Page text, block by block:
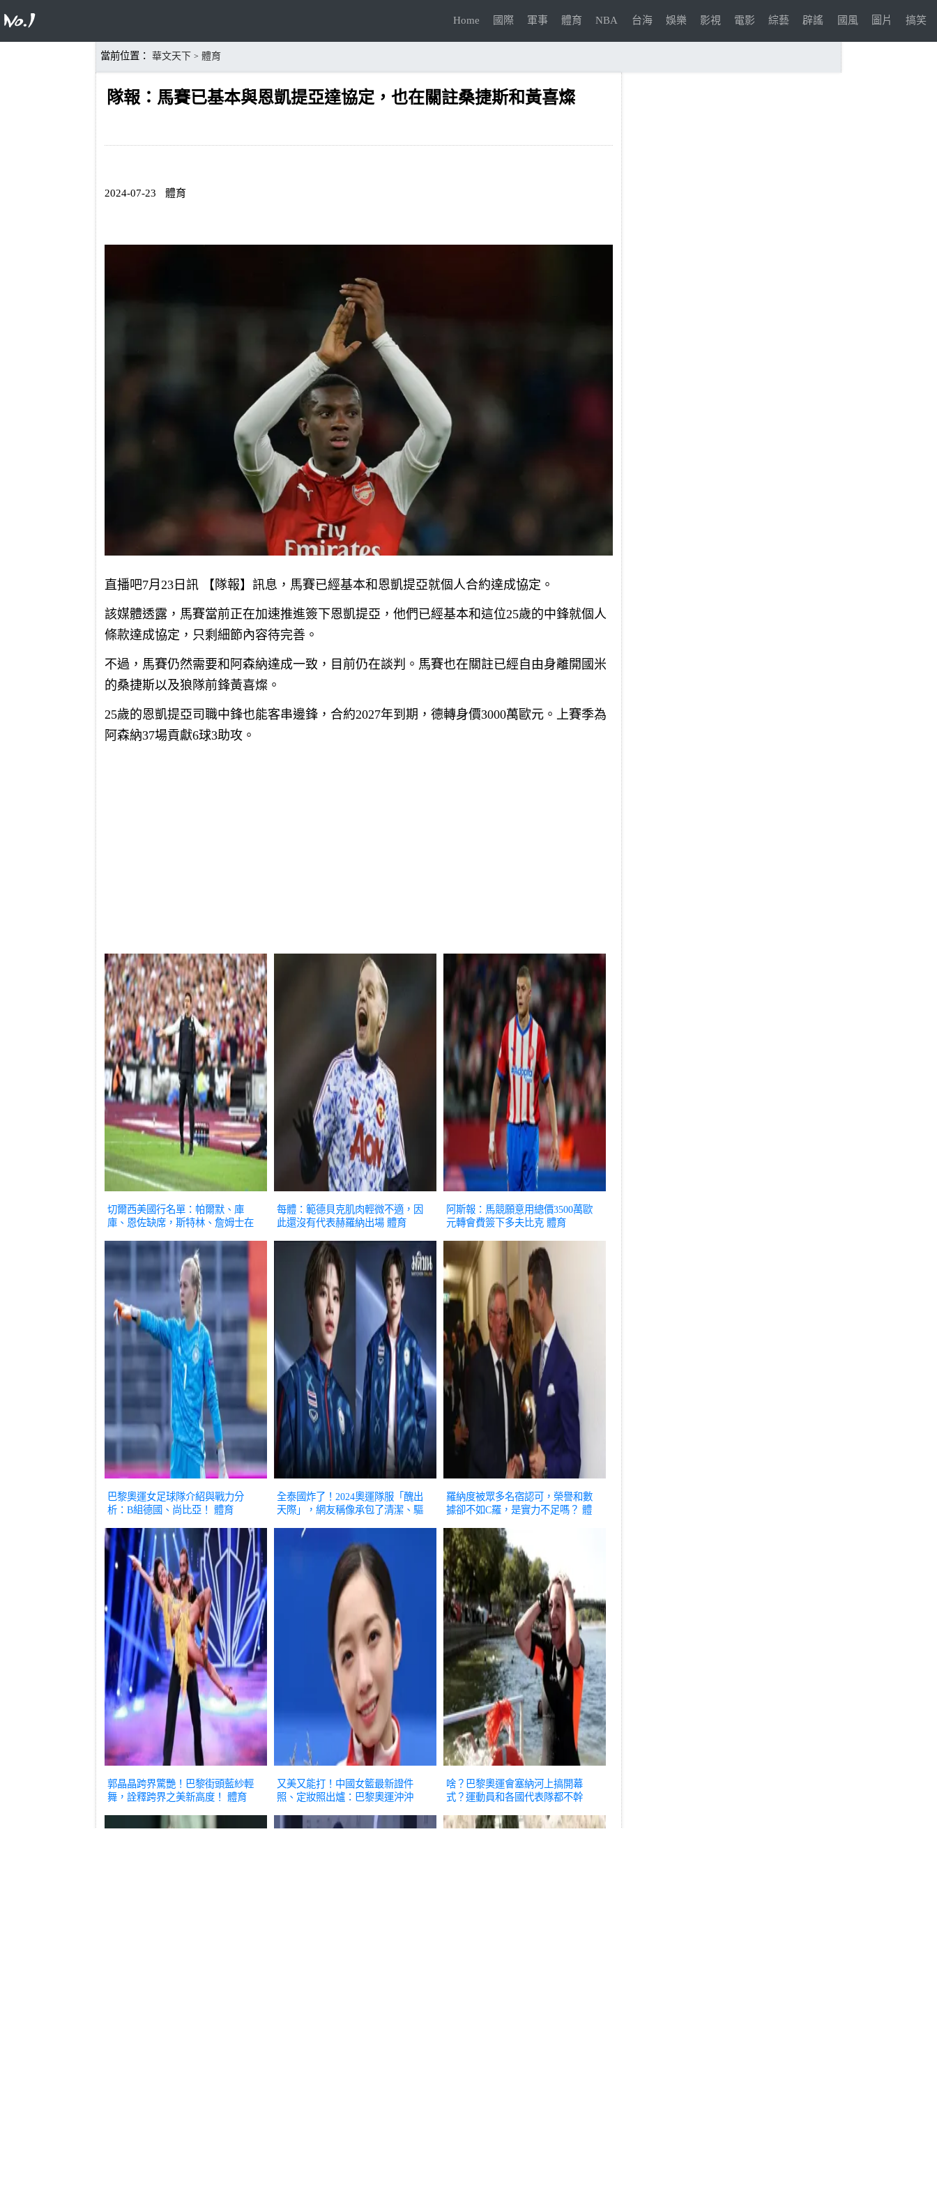
Home 國際 軍事 體育 NBA 台海 娛樂 影視 電影 綜藝 辟謠 國風 圖片 搞笑
當前位置： 華文天下 > 體育
隊報：馬賽已基本與恩凱提亞達協定，也在關註桑捷斯和黃喜燦
2024-07-23 體育
直播吧7月23日訊 【隊報】訊息，馬賽已經基本和恩凱提亞就個人合約達成協定。
該媒體透露，馬賽當前正在加速推進簽下恩凱提亞，他們已經基本和這位25歲的中鋒就個人
條款達成協定，只剩細節內容待完善。
不過，馬賽仍然需要和阿森納達成一致，目前仍在談判。馬賽也在關註已經自由身離開國米
的桑捷斯以及狼隊前鋒黃喜燦。
25歲的恩凱提亞司職中鋒也能客串邊鋒，合約2027年到期，德轉身價3000萬歐元。上賽季為
阿森納37場貢獻6球3助攻。
切爾西美國行名單：帕爾默、庫
庫、恩佐缺席，斯特林、詹姆士在
每體：範德貝克肌肉輕微不適，因
此還沒有代表赫羅納出場 體育
阿斯報：馬競願意用總價3500萬歐
元轉會費簽下多夫比克 體育
巴黎奧運女足球隊介紹與戰力分
析：B組德國、尚比亞！
體育
全泰國炸了！2024奧運隊服「醜出
天際」，網友稱像承包了清潔、驅
羅納度被眾多名宿認可，榮譽和數
據卻不如C羅，是實力不足嗎？ 體
郭晶晶跨界驚艷！巴黎街頭藍紗輕
舞，詮釋跨界之美新高度！
體育
又美又能打！中國女籃最新證件
照、定妝照出爐：巴黎奧運沖沖
啥？巴黎奧運會塞納河上搞開幕
式？運動員和各國代表隊都不幹